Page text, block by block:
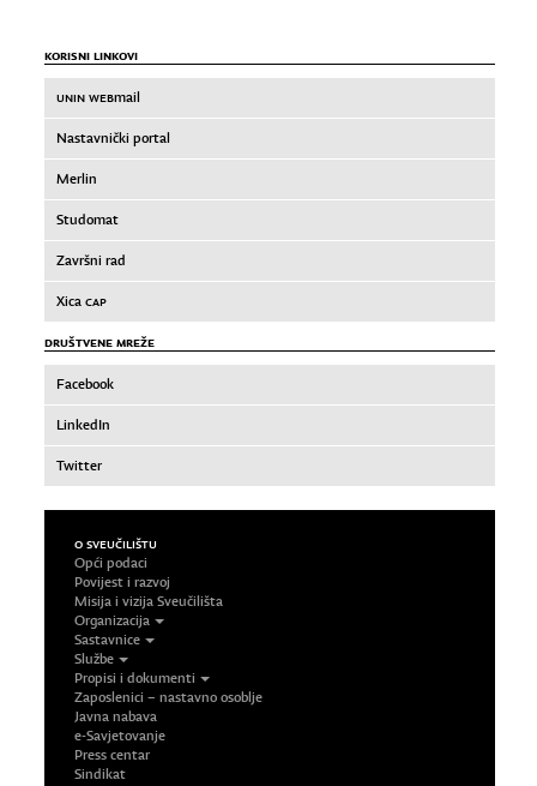
KORISNI LINKOVI
UNIN WEBmail
Nastavnički portal
Merlin
Studomat
Završni rad
Xica CAP
DRUŠTVENE MREŽE
Facebook
LinkedIn
Twitter
O SVEUČILIŠTU
Opći podaci
Povijest i razvoj
Misija i vizija Sveučilišta
Organizacija
Sastavnice
Službe
Propisi i dokumenti
Zaposlenici – nastavno osoblje
Javna nabava
e-Savjetovanje
Press centar
Sindikat